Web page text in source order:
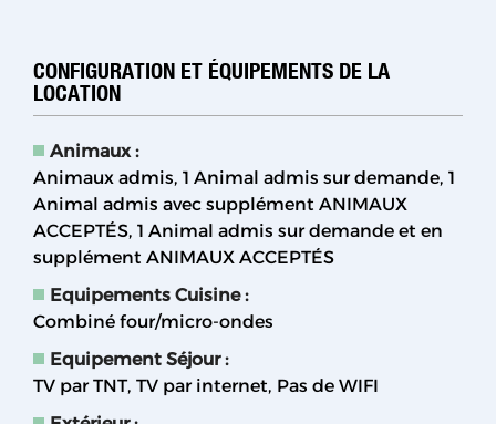
CONFIGURATION ET ÉQUIPEMENTS DE LA
LOCATION
Animaux :
Animaux admis 1 Animal admis sur demande 1
Animal admis avec supplément ANIMAUX
ACCEPTÉS 1 Animal admis sur demande et en
supplément ANIMAUX ACCEPTÉS
Equipements Cuisine:
Combiné four/micro-ondes
Equipement Séjour:
TV par TNT TV par internet Pas de WIFI